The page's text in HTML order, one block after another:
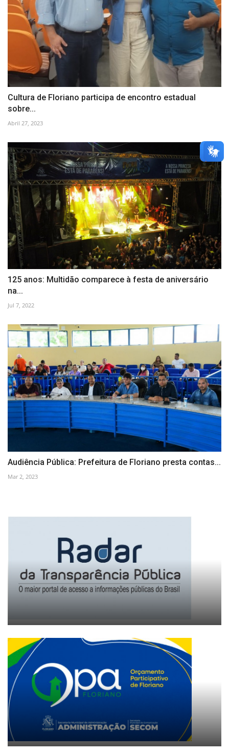
Cultura de Floriano participa de encontro estadual
sobre...
Abril 27, 2023
125 anos: Multidão comparece à festa de aniversário
na...
Jul 7, 2022
Audiência Pública: Prefeitura de Floriano presta contas...
Mar 2, 2023